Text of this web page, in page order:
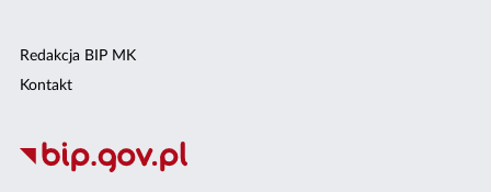
Redakcja BIP MK
Kontakt